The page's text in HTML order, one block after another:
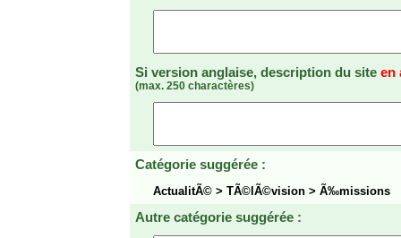
Si version anglaise, description du site en
(max. 250 charactères)
Catégorie suggérée :
ActualitÃ© > TÃ©lÃ©vision > Ã‰missions
Autre catégorie suggérée :